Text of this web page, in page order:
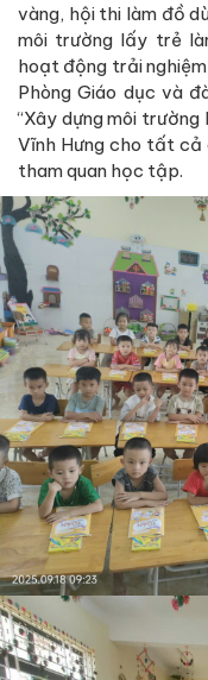
vàng, hội thi làm đồ
môi trường lấy trẻ
hoạt động trải
Phòng Giáo dục và
“Xây dựng môi
Vĩnh Hưng cho tất cả
tham quan học tập.